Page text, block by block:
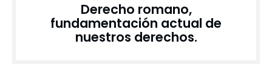
Derecho romano,
fundamentación actual de
nuestros derechos.